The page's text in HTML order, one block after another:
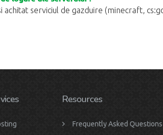
achitat serviciul de gazduire (minecraft,
Resources
Frequently Asked Questions